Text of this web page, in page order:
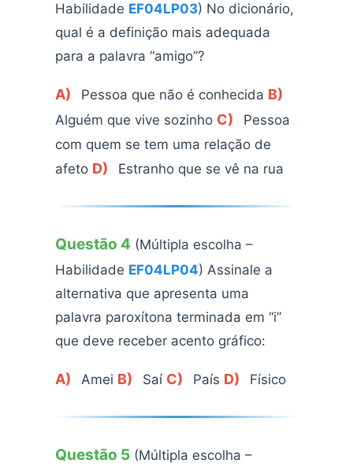
Habilidade EF04LP03) No dicionário,
qual é a definição mais adequada
para a palavra “amigo”?
A) Pessoa que não é conhecida B)
Alguém que vive sozinho C)
Pessoa
com quem se tem uma relação de
afeto D) Estranho que se vê na rua
Questão 4 (Múltipla escolha –
Habilidade EF04LP04) Assinale a
alternativa que apresenta uma
palavra paroxítona terminada em “i”
que deve receber acento gráfico:
A) Amei B) Saí C) País D) Físico
Questão 5 (Múltipla escolha –